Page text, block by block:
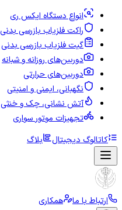
انواع دستگاه ایکس ری
راکت فلزیاب بازرسی بدنی
گیت فلزیاب بازرسی بدنی
دوربین‌های روزانه و شبانه
دوربین‌های حرارتی
نگهبانی، ایمنی و امنیتی
آتش نشانی، چک و خنثی
تجهیزات موتور سواری
کاتالوگ دیجیتال
بلاگ
ارتباط با ما همکاری